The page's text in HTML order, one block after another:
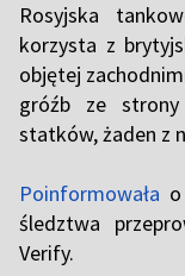
Rosyjska
korzysta z
objętej
gróźb ze
statków, żaden z
Poinformowała
śledztwa
Verify.